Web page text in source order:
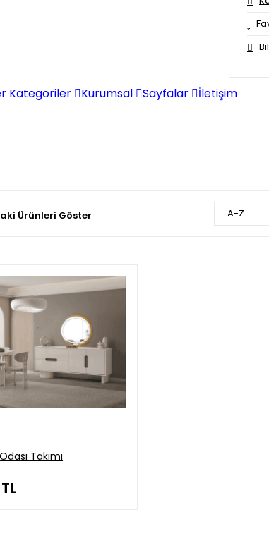
Kategoriler Kurumsal Sayfalar İletişim
Ürünleri Göster A-Z
Takımı
TL